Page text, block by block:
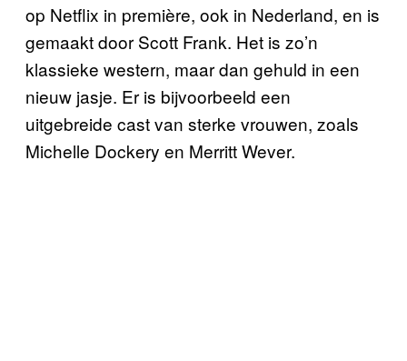
op Netflix in première, ook in Nederland, en is
gemaakt door Scott Frank. Het is zo’n
klassieke western, maar dan gehuld in een
nieuw jasje. Er is bijvoorbeeld een
uitgebreide cast van sterke vrouwen, zoals
Michelle Dockery en Merritt Wever.